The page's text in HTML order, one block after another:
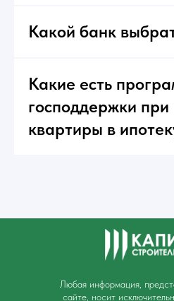
Какой банк
Какие есть
господдержки при
квартиры в
Любая информация,
сайте, носит